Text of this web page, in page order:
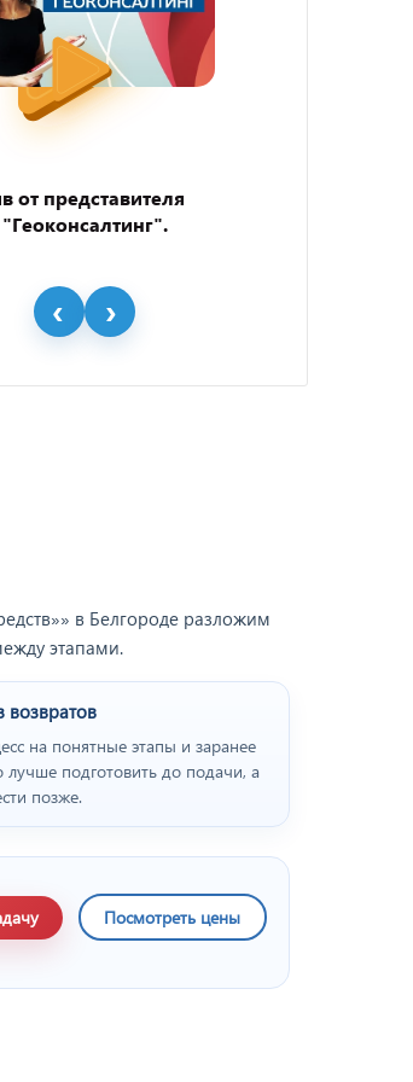
от представителя
в Белгороде разложим
этапами.
возвратов
на понятные этапы и заранее
лучше подготовить до подачи, а
позже.
Посмотреть цены